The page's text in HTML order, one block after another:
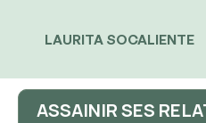
LAURITA SOCALIENTE
ASSAINIR SES